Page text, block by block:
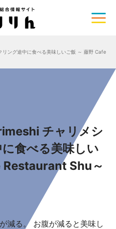
リング途中に食べる美味しいご飯 ～ 藤野 Cafe
チャリメシ
食べる美味しい
Restaurant Shu～
減る。 お腹が減ると美味し